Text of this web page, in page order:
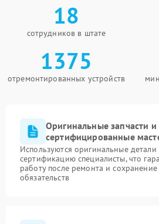
18
сотрудников в штате
1375
отремонтированных устройств
Оригинальные запчасти и
сертифицированные
Используются оригинальные
сертификацию специалисты, что
работу после ремонта и
обязательств